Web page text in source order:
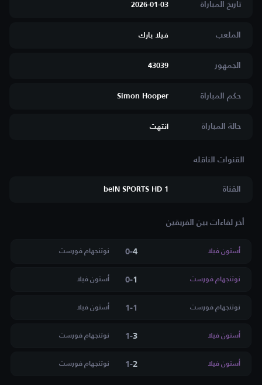
تاريخ المباراة 2026-01-03
الملعب فيلا بارك
الجمهور 43039
حكم المباراة Simon Hooper
حالة المباراة انتهت
القناة beIN SPORTS HD 1
أخر لقاءات بين الفريقين
أستون فيلا 4
-
0 نوتنجهام فورست
نوتنجهام فورست 1
-
0 أستون فيلا
نوتنجهام فورست 1
-
1 أستون فيلا
أستون فيلا 3
-
1 نوتنجهام فورست
أستون فيلا 2
-
1 نوتنجهام فورست